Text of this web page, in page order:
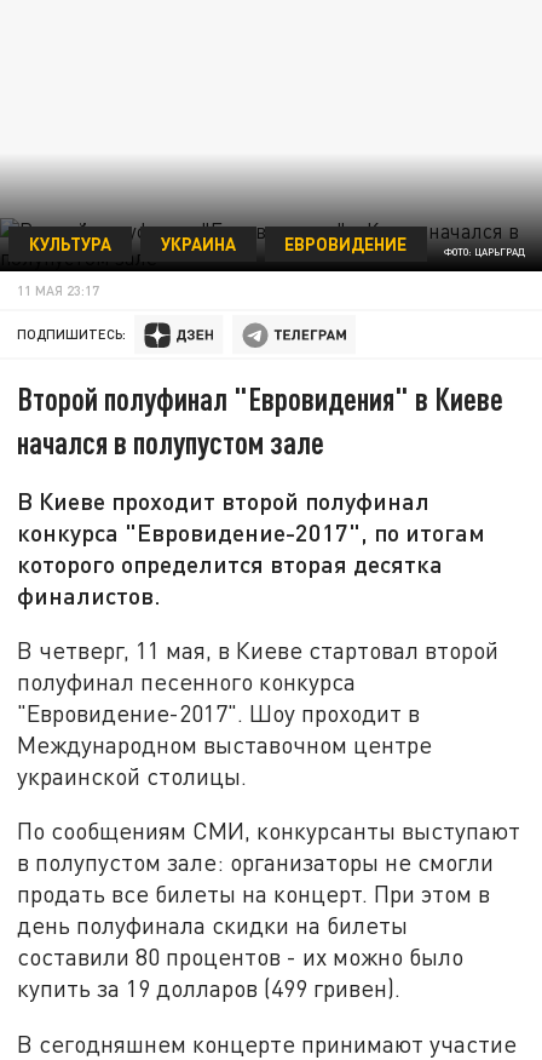
ФОТО: ЦАРЬГРАД
КУЛЬТУРА УКРАИНА ЕВРОВИДЕНИЕ
11 МАЯ 23:17
ПОДПИШИТЕСЬ:
Второй полуфинал "Евровидения" в Киеве
начался в полупустом зале
В Киеве проходит второй полуфинал
конкурса "Евровидение-2017", по итогам
которого определится вторая десятка
финалистов.
В четверг, 11 мая, в Киеве стартовал второй
полуфинал песенного конкурса
"Евровидение-2017". Шоу проходит в
Международном выставочном центре
украинской столицы.
По сообщениям СМИ, конкурсанты выступают
в полупустом зале: организаторы не смогли
продать все билеты на концерт. При этом в
день полуфинала скидки на билеты
составили 80 процентов - их можно было
купить за 19 долларов (499 гривен).
В сегодняшнем концерте принимают участие